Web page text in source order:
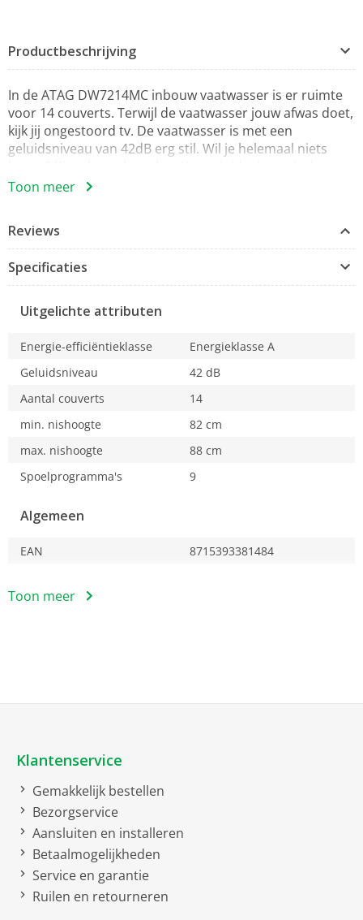
Productbeschrijving
In de ATAG DW7214MC inbouw vaatwasser is er ruimte
voor 14 couverts. Terwijl de vaatwasser jouw afwas doet,
kijk jij ongestoord tv. De vaatwasser is met een
geluidsniveau van 42dB erg stil. Wil je helemaal niets
40dB. Je aangebakken lasagneschaal plaats je het beste
gewassen, gaat de deur automatisch open. Zo kun je
Toon meer
Reviews
Specificaties
Uitgelichte attributen
Energie-efficiëntieklasse
Energieklasse A
Geluidsniveau
42 dB
Aantal couverts
14
min. nishoogte
82 cm
max. nishoogte
88 cm
Spoelprogramma's
9
Algemeen
EAN 8715393381484
Comfort
LCD display
Volledig integreerbaar
EU21 EU-label huishoudelijke vaatwassers 2019/2017
Energie-efficiëntieklasse
Toon meer
Klantenservice
Gemakkelijk bestellen
Bezorgservice
Aansluiten en installeren
Betaalmogelijkheden
Service en garantie
Ruilen en retourneren